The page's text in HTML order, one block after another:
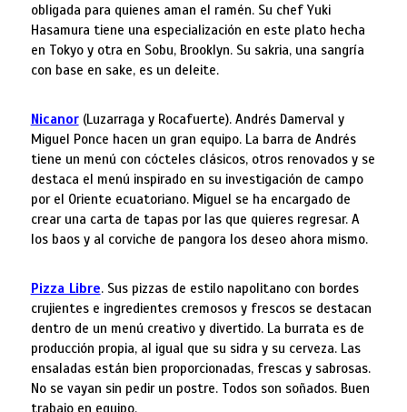
obligada para quienes aman el ramén. Su chef Yuki
Hasamura tiene una especialización en este plato hecha
en Tokyo y otra en Sobu, Brooklyn. Su sakria, una sangría
con base en sake, es un deleite.
Nicanor(Luzarraga y Rocafuerte). Andrés Damerval y
Miguel Ponce hacen un gran equipo. La barra de Andrés
tiene un menú con cócteles clásicos, otros renovados y se
destaca el menú inspirado en su investigación de campo
por el Oriente ecuatoriano. Miguel se ha encargado de
crear una carta de tapas por las que quieres regresar. A
los baos y al corviche de pangora los deseo ahora mismo.
Pizza Libre. Sus pizzas de estilo napolitano con bordes
crujientes e ingredientes cremosos y frescos se destacan
dentro de un menú creativo y divertido. La burrata es de
producción propia, al igual que su sidra y su cerveza. Las
ensaladas están bien proporcionadas, frescas y sabrosas.
No se vayan sin pedir un postre. Todos son soñados. Buen
trabajo en equipo.